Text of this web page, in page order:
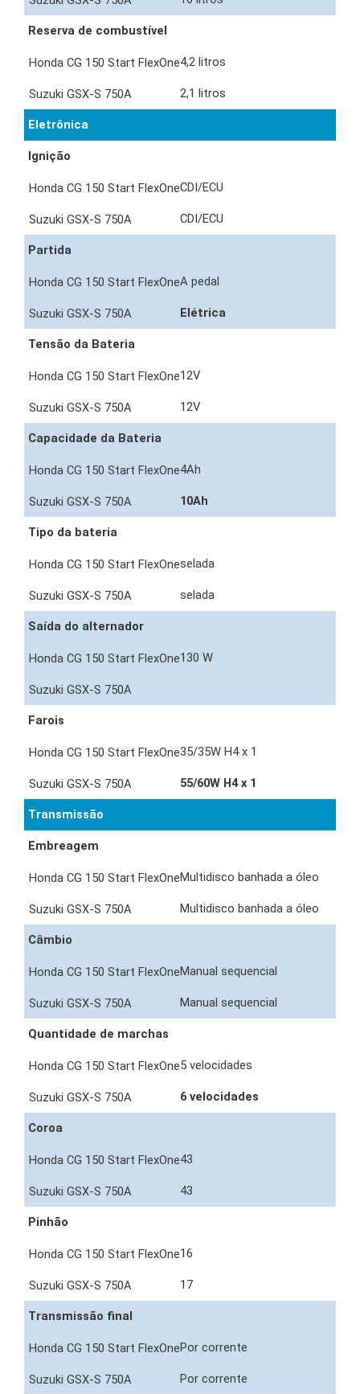
Reserva de combustível
4,2 litros
2,1 litros
Eletrônica
Ignição
CDI/ECU
CDI/ECU
Partida
A pedal
Elétrica
Tensão da Bateria
12V
12V
Capacidade da Bateria
4Ah
10Ah
Tipo da bateria
selada
selada
Saída do alternador
130 W
Farois
35/35W H4 x 1
55/60W H4 x 1
Transmissão
Embreagem
Multidisco banhada a óleo
Multidisco banhada a óleo
Câmbio
Manual sequencial
Manual sequencial
Quantidade de marchas
5 velocidades
6 velocidades
Coroa
43
43
Pinhão
16
17
Transmissão final
Por corrente
Por corrente